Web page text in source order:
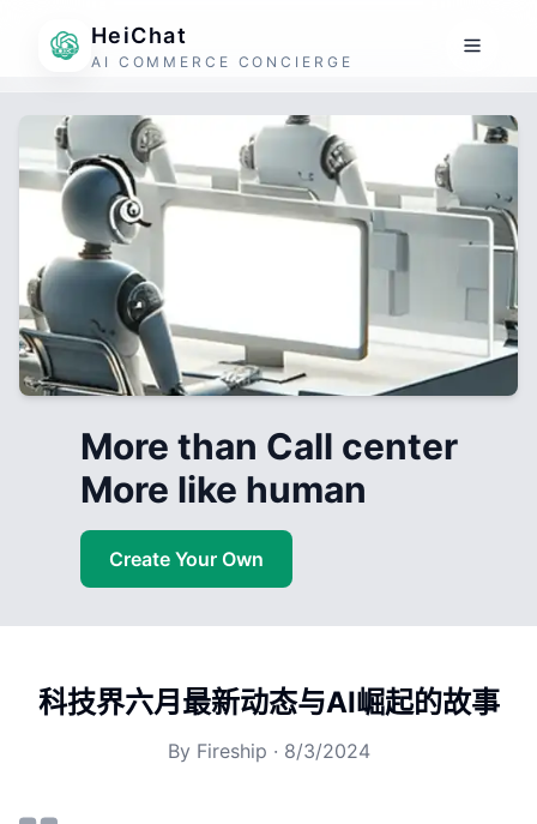
HeiChat
AI COMMERCE CONCIERGE
More than Call center
More like human
Create Your Own
科技界六月最新动态与AI崛起的故事
By Fireship · 8/3/2024